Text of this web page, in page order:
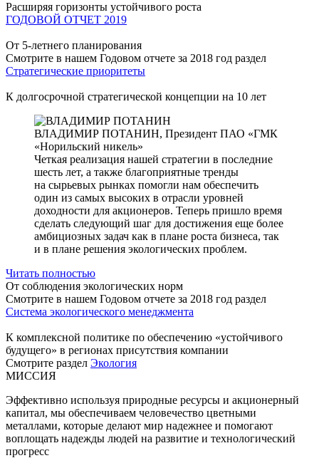
Расширяя горизонты устойчивого роста
ГОДОВОЙ ОТЧЕТ 2019
От 5-летнего планирования
Смотрите в нашем Годовом отчете за 2018 год раздел
Стратегические приоритеты
К долгосрочной стратегической концепции на 10 лет
ВЛАДИМИР ПОТАНИН, Президент ПАО «ГМК
«Норильский никель»
Четкая реализация нашей стратегии в последние
шесть лет, а также благоприятные тренды
на сырьевых рынках помогли нам обеспечить
один из самых высоких в отрасли уровней
доходности для акционеров. Теперь пришло время
сделать следующий шаг для достижения еще более
амбициозных задач как в плане роста бизнеса, так
и в плане решения экологических проблем.
Читать полностью
От соблюдения экологических норм
Смотрите в нашем Годовом отчете за 2018 год раздел
Система экологического менеджмента
К комплексной политике по обеспечению «устойчивого
будущего» в регионах присутствия компании
Смотрите раздел Экология
МИССИЯ
Эффективно используя природные ресурсы и акционерный
капитал, мы обеспечиваем человечество цветными
металлами, которые делают мир надежнее и помогают
воплощать надежды людей на развитие и технологический
прогресс